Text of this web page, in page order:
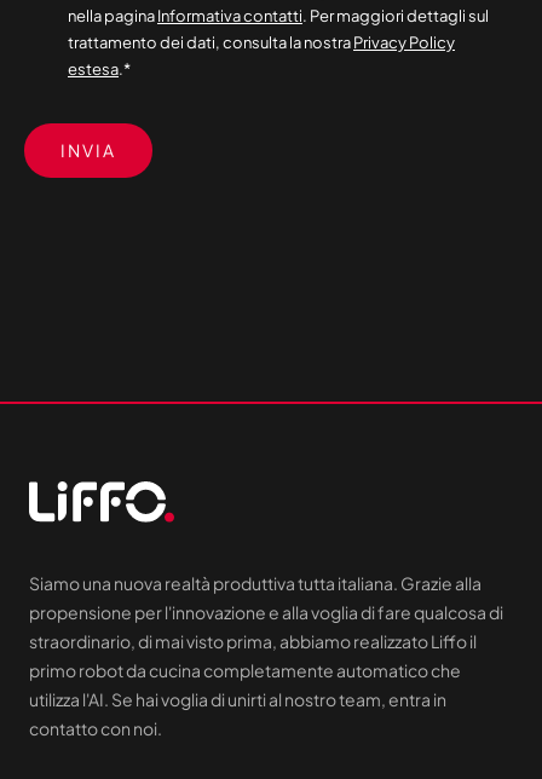
nella paginaInformativa contatti. Per maggiori dettagli sul
trattamento dei dati, consulta la nostraPrivacy Policy
estesa.*
Siamo una nuova realtà produttiva tutta italiana. Grazie alla
propensione per l'innovazione e alla voglia di fare qualcosa di
straordinario, di mai visto prima, abbiamo realizzato Liffo il
primo robot da cucina completamente automatico che
utilizza l'AI. Se hai voglia di unirti al nostro team, entra in
contatto con noi.